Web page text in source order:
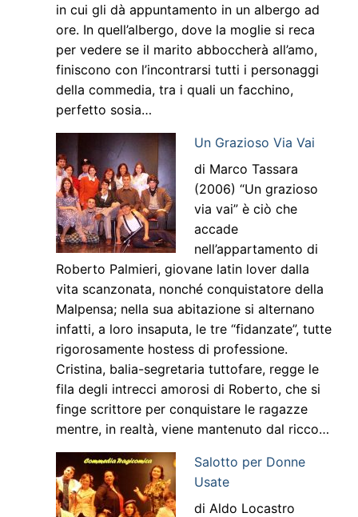
in cui gli dà appuntamento in un albergo ad
ore. In quell’albergo, dove la moglie si reca
per vedere se il marito abboccherà all’amo,
finiscono con l’incontrarsi tutti i personaggi
della commedia, tra i quali un facchino,
perfetto sosia…
Un Grazioso Via Vai
di Marco Tassara
(2006) “Un grazioso
via vai” è ciò che
accade
nell’appartamento di
Roberto Palmieri, giovane latin lover dalla
vita scanzonata, nonché conquistatore della
Malpensa; nella sua abitazione si alternano
infatti, a loro insaputa, le tre “fidanzate”, tutte
rigorosamente hostess di professione.
Cristina, balia-segretaria tuttofare, regge le
fila degli intrecci amorosi di Roberto, che si
finge scrittore per conquistare le ragazze
mentre, in realtà, viene mantenuto dal ricco…
Salotto per Donne
Usate
di Aldo Locastro